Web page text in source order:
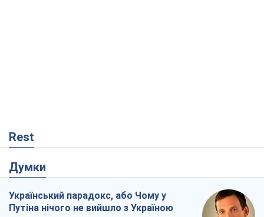
Rest
Думки
Український парадокс, або Чому у
Путіна нічого не вийшло з Україною